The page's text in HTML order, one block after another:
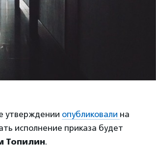
утверждении опубликовали на
исполнение приказа будет
Топилин.